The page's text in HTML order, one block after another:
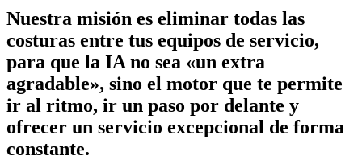
Nuestra misión es eliminar todas las
costuras entre tus equipos de servicio,
para que la IA no sea «un extra
agradable», sino el motor que te permite
ir al ritmo, ir un paso por delante y
ofrecer un servicio excepcional de forma
constante.